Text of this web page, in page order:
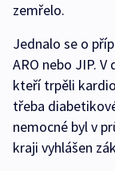
zemřelo.
Jednalo se o
ARO nebo JIP.
kteří trpěli
třeba
nemocné byl v
kraji vyhlášen